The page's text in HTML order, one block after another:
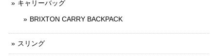
キャリーバッグ
BRIXTON CARRY BACKPACK
スリング